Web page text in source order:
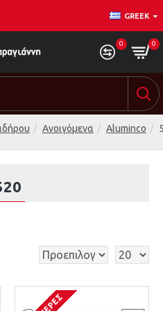
GREEK
0 0
Ανοιγόμενα Aluminco